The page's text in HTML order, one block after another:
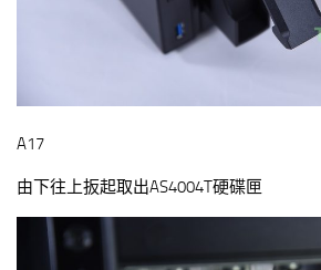
A17
由下往上扳起取出AS4004T硬碟匣